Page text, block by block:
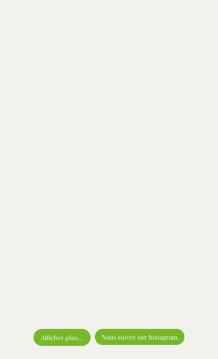
Afficher plus… Nous suivre sur Instagram